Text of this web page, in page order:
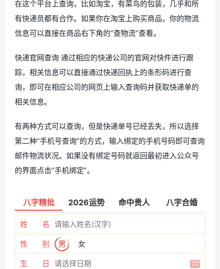
在这个平台上查询，比如淘宝，有菜鸟的包装，几乎和所
有快递员都有合作。如果你在淘宝上购买商品，你的物流
信息可以直接在商品右下角的“查物流”查看。
快递官网查询 通过相应的快递公司的官网对快件进行跟
踪，相关信息可以直接通过快递回执上的条形码进行查
询，即可在相应公司的网页上输入查询码并获取快递单的
相关信息。
有两种方式可以查询，但是快递单号已经丢失，所以选择
第二种“手机号查询”的方式，输入绑定的手机号码即可查询
邮件物流状况。如果没有绑定号码就返回最初进入公众号
的界面点击“手机绑定”。
八字精批 2026运势 命中贵人 八字合婚
姓 名
性 别 男 女
生 日